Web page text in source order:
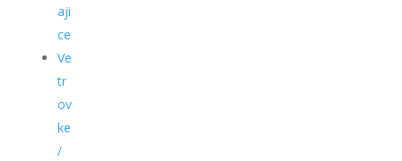
aji
ce
Ve
tr
ov
ke
/